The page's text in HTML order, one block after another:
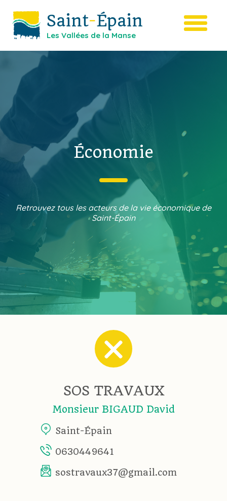
Saint-Épain
Les Vallées de la Manse
Économie
Retrouvez tous les acteurs de la vie économique de
Saint-Épain
SOS TRAVAUX
Monsieur BIGAUD David
Saint-Épain
0630449641
sostravaux37@gmail.com